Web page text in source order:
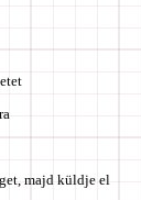
majd küldje el